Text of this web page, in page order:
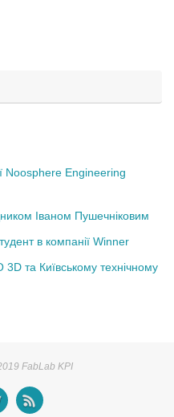
Noosphere Engineering
Іваном Пушечніковим
в компанії Winner
3D та Київському технічному
FabLab KPI